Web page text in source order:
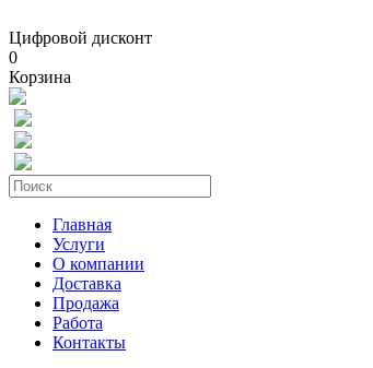
Цифровой дисконт
0
Корзина
Главная
Услуги
О компании
Доставка
Продажа
Работа
Контакты